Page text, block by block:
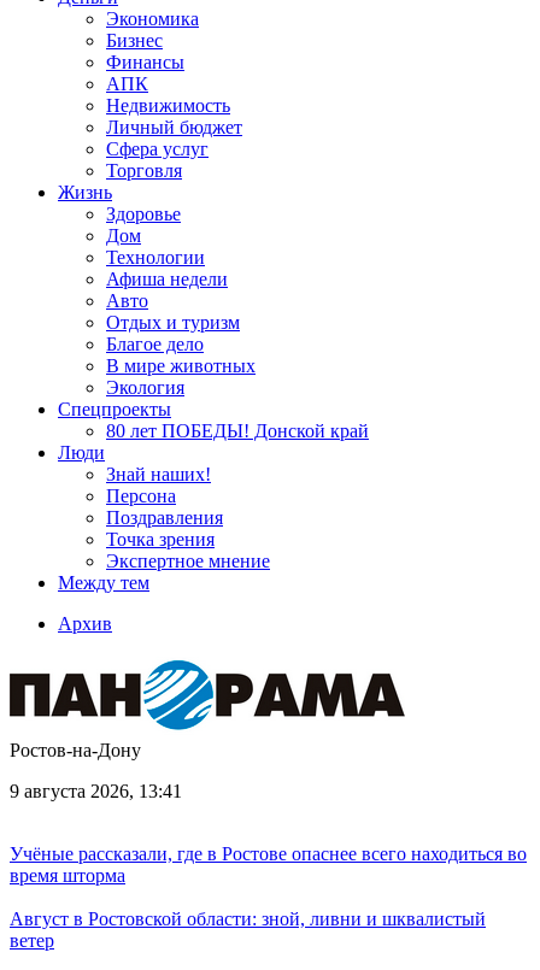
Экономика
Бизнес
Финансы
АПК
Недвижимость
Личный бюджет
Сфера услуг
Торговля
Жизнь
Здоровье
Дом
Технологии
Афиша недели
Авто
Отдых и туризм
Благое дело
В мире животных
Экология
Спецпроекты
80 лет ПОБЕДЫ! Донской край
Люди
Знай наших!
Персона
Поздравления
Точка зрения
Экспертное мнение
Между тем
Архив
Ростов-на-Дону
9 августа 2026, 13:41
Учёные рассказали, где в Ростове опаснее всего находиться во
время шторма
Август в Ростовской области: зной, ливни и шквалистый
ветер